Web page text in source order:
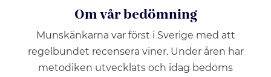
Om vår bedömning
Munskänkarna var först i Sverige med att
regelbundet recensera viner. Under åren har
metodiken utvecklats och idag bedöms